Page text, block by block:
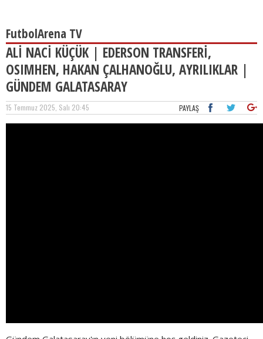
FutbolArena TV
ALİ NACİ KÜÇÜK | EDERSON TRANSFERİ,
OSIMHEN, HAKAN ÇALHANOĞLU, AYRILIKLAR |
GÜNDEM GALATASARAY
15 Temmuz 2025, Salı 20:45 PAYLAŞ